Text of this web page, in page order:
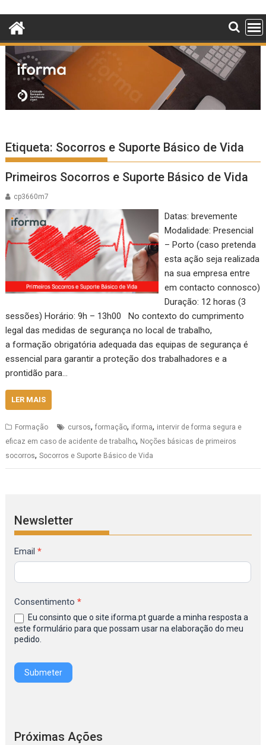
content
Etiqueta: Socorros e Suporte Básico de Vida
Primeiros Socorros e Suporte Básico de Vida
cp3660m7
Datas: brevemente
Modalidade: Presencial
– Porto (caso pretenda
esta ação seja realizada
na sua empresa entre
em contacto connosco)
Duração: 12 horas (3
sessões) Horário: 9h – 13h00 No contexto do cumprimento
legal das medidas de segurança no local de trabalho,
a formação obrigatória adequada das equipas de segurança é
essencial para garantir a proteção dos trabalhadores e a
prontidão para…
LER MAIS
Formação cursos,formação, iforma, intervir de forma segura e
eficaz em caso de acidente de trabalho, Noções básicas de primeiros
socorros,Socorros e Suporte Básico de Vida
Newsletter
Formulário
de
Inscrição
Newsletter
IFORMA
Email*
Consentimento*
este formulário para que possam usar na elaboração do meu
pedido.
Submeter
Próximas Ações